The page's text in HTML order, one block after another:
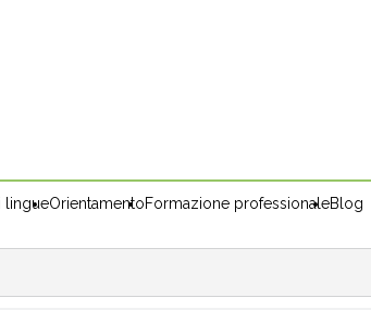
lingueOrientamentoFormazione professionaleBlog